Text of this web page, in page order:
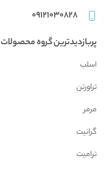
09121030828
پربازدیدترین گروه محصولات
اسلب
تراورتن
مرمر
گرانیت
ترامیت